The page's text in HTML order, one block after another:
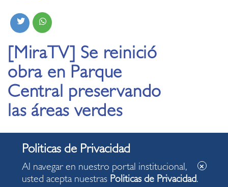
[MiraTV] Se reinició
obra en Parque
Central preservando
las áreas verdes
17.08.2020
Se reinició la obra de mejoramiento del Parque Central,
suspendida tras la declaratoria de cuarentena por el
Al navegar en nuestro portal institucional,
usted acepta nuestras Politicas de Privacidad.